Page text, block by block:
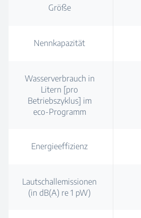
Größe
Nennkapazität
Wasserverbrauch in
Litern [pro
Betriebszyklus] im
eco-Programm
Energieeffizienz
Lautschallemissionen
(in dB(A) re 1 pW)